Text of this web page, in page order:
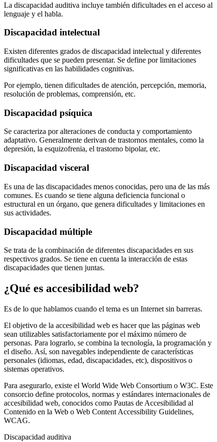
La discapacidad auditiva incluye también dificultades en el acceso al
lenguaje y el habla.
Discapacidad intelectual
Existen diferentes grados de discapacidad intelectual y diferentes
dificultades que se pueden presentar. Se define por limitaciones
significativas en las habilidades cognitivas.
Por ejemplo, tienen dificultades de atención, percepción, memoria,
resolución de problemas, comprensión, etc.
Discapacidad psíquica
Se caracteriza por alteraciones de conducta y comportamiento
adaptativo. Generalmente derivan de trastornos mentales, como la
depresión, la esquizofrenia, el trastorno bipolar, etc.
Discapacidad visceral
Es una de las discapacidades menos conocidas, pero una de las más
comunes. Es cuando se tiene alguna deficiencia funcional o
estructural en un órgano, que genera dificultades y limitaciones en
sus actividades.
Discapacidad múltiple
Se trata de la combinación de diferentes discapacidades en sus
respectivos grados. Se tiene en cuenta la interacción de estas
discapacidades que tienen juntas.
¿Qué es accesibilidad web?
Es de lo que hablamos cuando el tema es un Internet sin barreras.
El objetivo de la accesibilidad web es hacer que las páginas web
sean utilizables satisfactoriamente por el máximo número de
personas. Para lograrlo, se combina la tecnología, la programación y
el diseño. Así, son navegables independiente de características
personales (idiomas, edad, discapacidades, etc), dispositivos o
sistemas operativos.
Para asegurarlo, existe el World Wide Web Consortium o W3C. Este
consorcio define protocolos, normas y estándares internacionales de
accesibilidad web, conocidos como Pautas de Accesibilidad al
Contenido en la Web o Web Content Accessibility Guidelines,
WCAG.
Discapacidad auditiva